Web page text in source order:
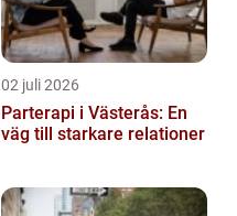
02 juli 2026
Parterapi i Västerås: En
väg till starkare relationer